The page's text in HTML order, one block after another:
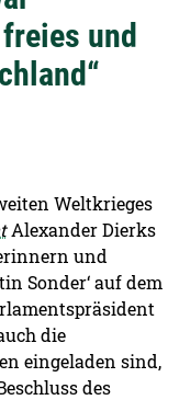
und
Weltkrieges
Alexander Dierks
und
Sonder‘ auf dem
die
eingeladen sind,
des